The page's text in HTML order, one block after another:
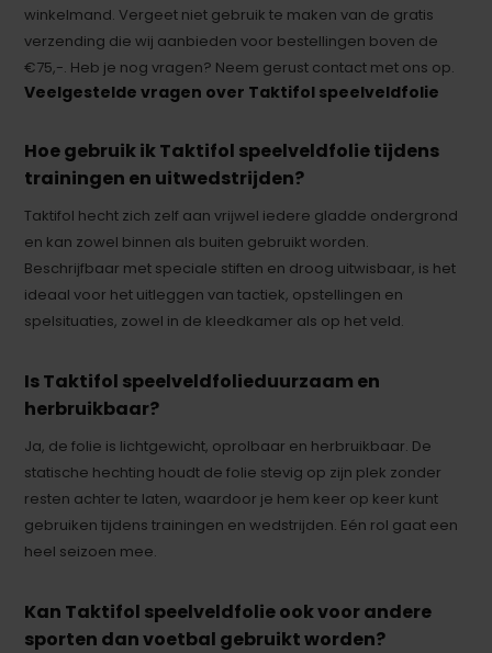
winkelmand. Vergeet niet gebruik te maken van de gratis
verzending die wij aanbieden voor bestellingen boven de
€75,-. Heb je nog vragen? Neem gerust contact met ons op.
Veelgestelde vragen over Taktifol speelveldfolie
Hoe gebruik ik Taktifol speelveldfolie tijdens
trainingen en uitwedstrijden?
Taktifol hecht zich zelf aan vrijwel iedere gladde ondergrond
en kan zowel binnen als buiten gebruikt worden.
Beschrijfbaar met speciale stiften en droog uitwisbaar, is het
ideaal voor het uitleggen van tactiek, opstellingen en
spelsituaties, zowel in de kleedkamer als op het veld.
Is Taktifol speelveldfolieduurzaam en
herbruikbaar?
Ja, de folie is lichtgewicht, oprolbaar en herbruikbaar. De
statische hechting houdt de folie stevig op zijn plek zonder
resten achter te laten, waardoor je hem keer op keer kunt
gebruiken tijdens trainingen en wedstrijden. Eén rol gaat een
heel seizoen mee.
Kan Taktifol speelveldfolie ook voor andere
sporten dan voetbal gebruikt worden?